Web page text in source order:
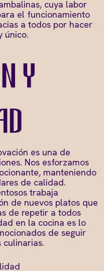
cuya labor
el funcionamiento
a todos por hacer
único.
y
es una de
Nos esforzamos
manteniendo
de calidad.
trabaja
de nuevos platos que
de repetir a todos
en la cocina es lo
de seguir